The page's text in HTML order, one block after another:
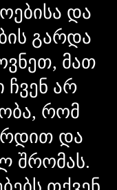
და
გარდა
მათ
ჩვენ არ
რომ
და
შრომას.